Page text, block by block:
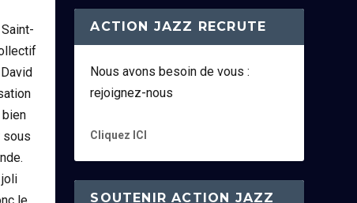
sous
ACTION JAZZ RECRUTE
Nous avons besoin de vous :
rejoignez-nous
Cliquez ICI
SOUTENIR ACTION JAZZ